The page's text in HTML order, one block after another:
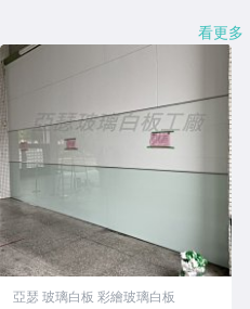
看更多
亞瑟 玻璃白板 彩繪玻璃白板